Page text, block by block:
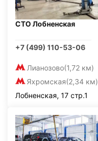
СТО Лобненская
+7 (499) 110-53-06
Лианозово(1,72 км)
Яхромская(2,34 км)
Лобненская, 17 стр.1